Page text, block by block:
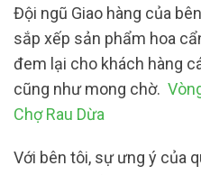
Đội ngũ Giao hàng của
sắp xếp sản phẩm hoa
đem lại cho khách hàng
cũng như mong chờ.
Chợ Rau Dừa
Với bên tôi, sự ưng ý của